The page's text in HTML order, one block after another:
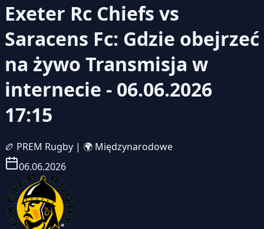
Exeter Rc Chiefs vs
Saracens Fc: Gdzie obejrzeć
na żywo Transmisja w
internecie - 06.06.2026
17:15
🏉 PREM Rugby | 🌍 Międzynarodowe
06.06.2026